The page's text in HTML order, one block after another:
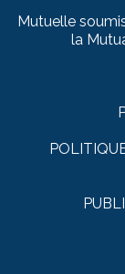
Mutuelle
la